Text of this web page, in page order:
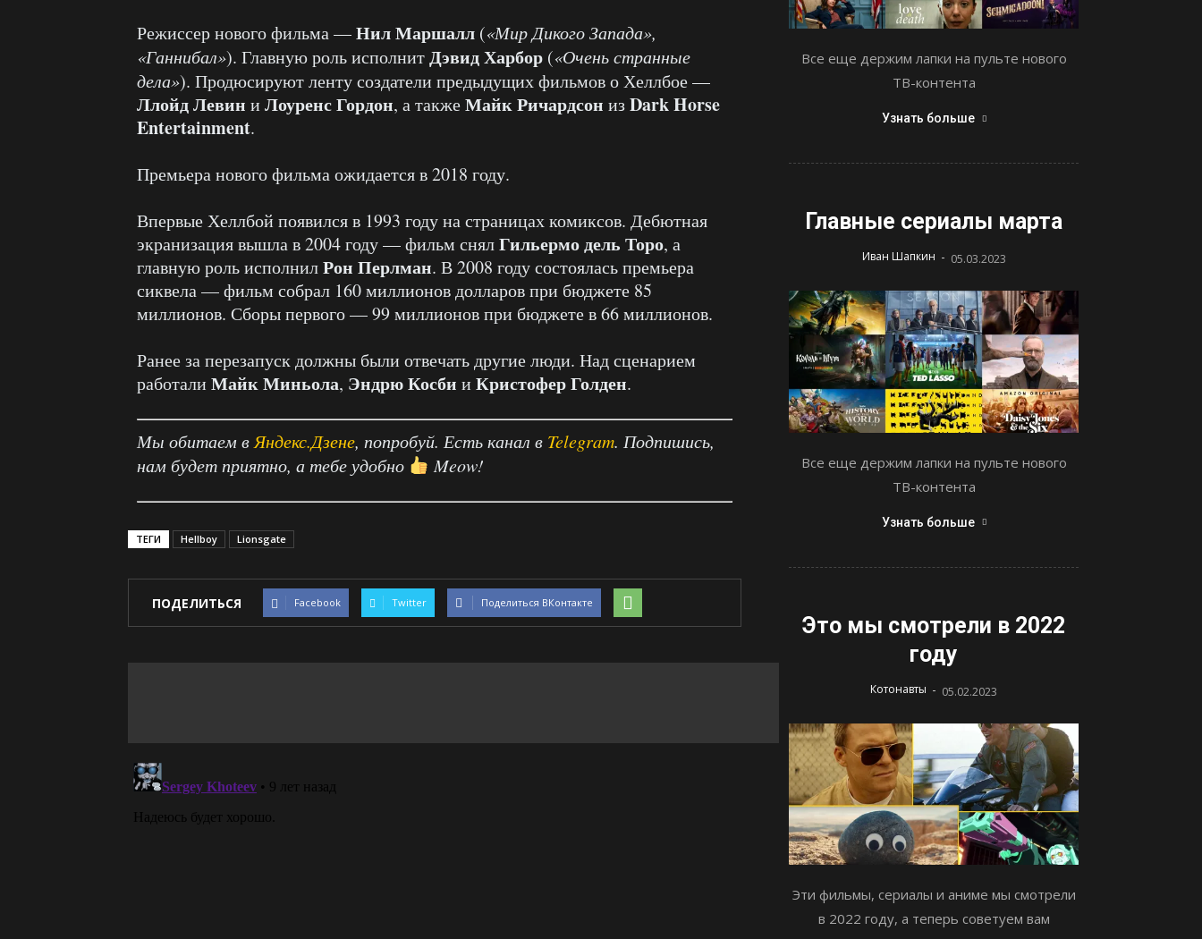
Режиссер нового фильма —Нил Маршалл («Мир Дикого Запада»,
«Ганнибал»). Главную роль исполнитДэвид Харбор («Очень странные
дела»). Продюсируют ленту создатели предыдущих фильмов о Хеллбое —
Ллойд Левин и Лоуренс Гордон, а такжеМайк Ричардсон изDark Horse
Entertainment.
Премьера нового фильма ожидается в 2018 году.
Впервые Хеллбой появился в 1993 году на страницах комиксов. Дебютная
экранизация вышла в 2004 году — фильм снялГильермо дель Торо, а
главную роль исполнилРон Перлман. В 2008 году состоялась премьера
сиквела — фильм собрал 160 миллионов долларов при бюджете 85
миллионов. Сборы первого — 99 миллионов при бюджете в 66 миллионов.
Ранее за перезапуск должны были отвечать другие люди. Над сценарием
работали Майк Миньола, Эндрю Косби и Кристофер Голден.
Мы обитаем вЯндекс.Дзене, попробуй. Есть канал в Telegram. Подпишись,
нам будет приятно, а тебе удобно
Meow!
ТЕГИ Hellboy Lionsgate
ПОДЕЛИТЬСЯ Facebook Twitter Поделиться ВКонтакте
Все еще держим лапки на пульте нового
ТВ-контента
Узнать больше
Главные сериалы марта
Иван Шапкин - 05.03.2023
Все еще держим лапки на пульте нового
ТВ-контента
Узнать больше
Это мы смотрели в 2022
году
Котонавты - 05.02.2023
Эти фильмы, сериалы и аниме мы смотрели
в 2022 году, а теперь советуем вам